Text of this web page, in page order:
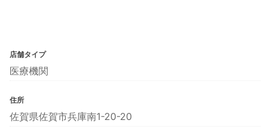
店舗タイプ
医療機関
住所
佐賀県佐賀市兵庫南1-20-20